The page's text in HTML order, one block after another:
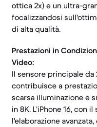
ottica 2x) e un ultra-
focalizzandosi
di alta qualità.
Prestazioni in
Video:
Il sensore principale da
contribuisce a
scarsa illuminazione e
in 8K. L'iPhone 16, con
l'elaborazione